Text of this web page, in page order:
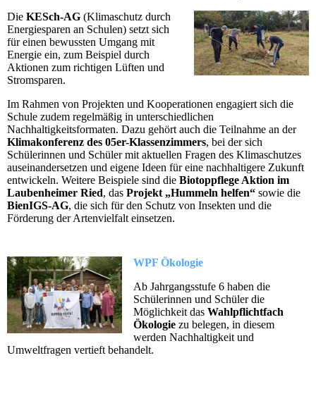
Die KESch-AG (Klimaschutz durch
Energiesparen an Schulen) setzt sich
für einen bewussten Umgang mit
Energie ein, zum Beispiel durch
Aktionen zum richtigen Lüften und
Stromsparen.
Im Rahmen von Projekten und Kooperationen engagiert sich die
Schule zudem regelmäßig in unterschiedlichen
Nachhaltigkeitsformaten. Dazu gehört auch die Teilnahme an der
Klimakonferenz des 05er-Klassenzimmers, bei der sich
Schülerinnen und Schüler mit aktuellen Fragen des Klimaschutzes
auseinandersetzen und eigene Ideen für eine nachhaltigere Zukunft
entwickeln. Weitere Beispiele sind die Biotoppflege Aktion im
Laubenheimer Ried, das Projekt „Hummeln helfen“ sowie die
BienIGS-AG, die sich für den Schutz von Insekten und die
Förderung der Artenvielfalt einsetzen.
WPF Ökologie
Ab Jahrgangsstufe 6 haben die
Schülerinnen und Schüler die
Möglichkeit dasWahlpflichtfach
Ökologiezu belegen, in diesem
werden Nachhaltigkeit und
Umweltfragen vertieft behandelt.